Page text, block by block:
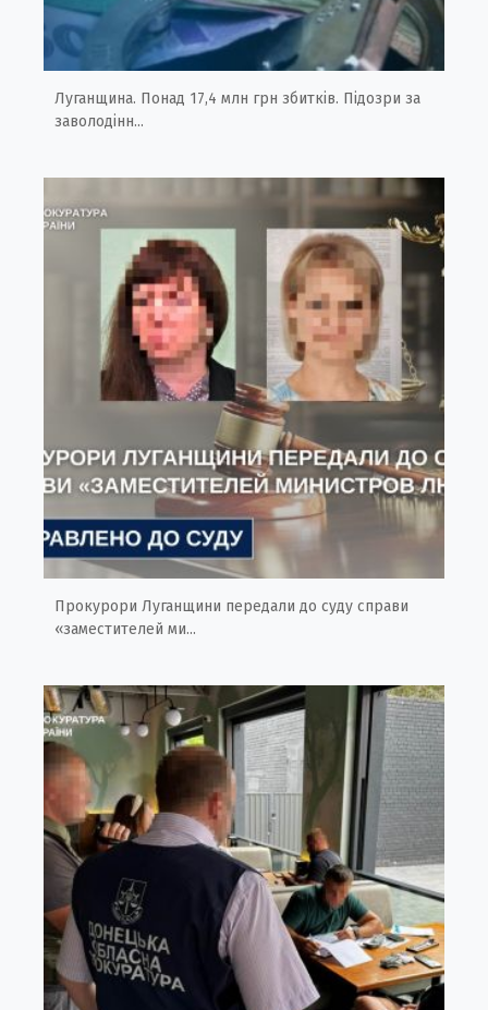
Луганщина. Понад 17,4 млн грн збитків. Підозри за
заволодінн...
Прокурори Луганщини передали до суду справи
«заместителей ми...